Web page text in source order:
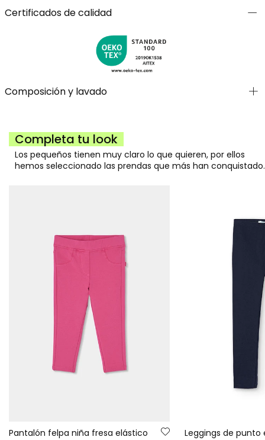
Certificados de calidad
Composición y lavado
Completa tu look
Los pequeños tienen muy claro lo que quieren, por ellos
hemos seleccionado las prendas que más han conquistado.
Pantalón felpa niña fresa elástico